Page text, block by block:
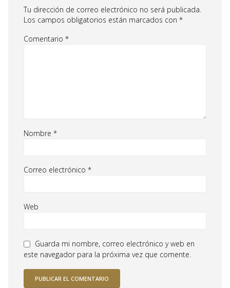
Tu dirección de correo electrónico no será publicada.
Los campos obligatorios están marcados con *
Comentario *
Nombre *
Correo electrónico *
Web
Guarda mi nombre, correo electrónico y web en
este navegador para la próxima vez que comente.